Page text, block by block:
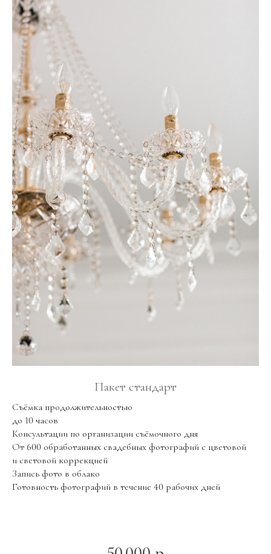
Пакет стандарт
Съёмка продолжительностью
до 10 часов
Консультации по организации съёмочного дня
От 600 обработанных свадебных фотографий с цветовой
и световой коррекцией
Запись фото в облако
Готовность фотографий в течение 40 рабочих дней